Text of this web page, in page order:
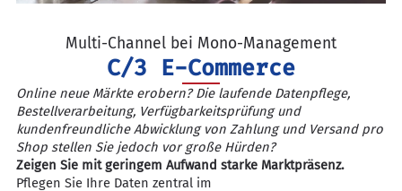
Multi-Channel bei Mono-Management
C/3 E-Commerce
Online neue Märkte erobern? Die laufende Datenpflege,
Bestellverarbeitung, Verfügbarkeitsprüfung und
kundenfreundliche Abwicklung von Zahlung und Versand pro
Shop stellen Sie jedoch vor große Hürden?
Zeigen Sie mit geringem Aufwand starke Marktpräsenz.
Pflegen Sie Ihre Daten zentral im